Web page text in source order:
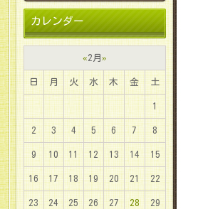
カレンダー
«2月»
日 月 火 水 木 金 土
1
2 3 4 5 6 7 8
9 10 11 12 13 14 15
16 17 18 19 20 21 22
23 24 25 26 27 28 29